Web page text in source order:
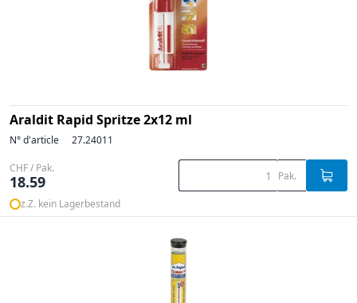
Araldit Rapid Spritze 2x12 ml
N° d'article 27.24011
CHF / Pak.
18.59 Pak.
z.Z. kein Lagerbestand